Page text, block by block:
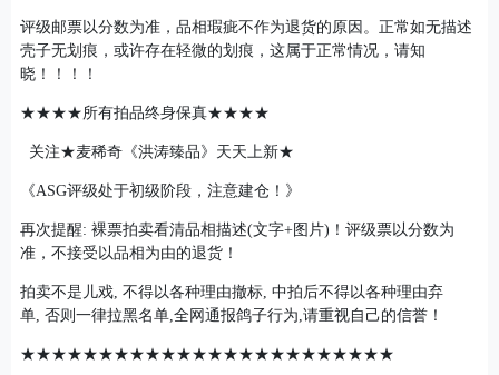
评级邮票以分数为准，品相瑕疵不作为退货的原因。正常如无描述
壳子无划痕，或许存在轻微的划痕，这属于正常情况，请知
晓！！！！
★★★★所有拍品终身保真★★★★
关注★麦稀奇《洪涛臻品》天天上新★
《ASG评级处于初级阶段，注意建仓！》
再次提醒: 裸票拍卖看清品相描述(文字+图片)！评级票以分数为
准，不接受以品相为由的退货！
拍卖不是儿戏, 不得以各种理由撤标, 中拍后不得以各种理由弃
单, 否则一律拉黑名单,全网通报鸽子行为,请重视自己的信誉！
★★★★★★★★★★★★★★★★★★★★★★★★